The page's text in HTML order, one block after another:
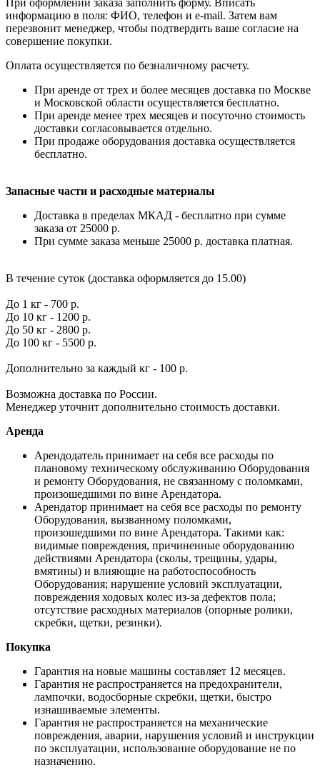
При оформлении заказа заполнить форму. Вписать
информацию в поля: ФИО, телефон и e-mail. Затем вам
перезвонит менеджер, чтобы подтвердить ваше согласие на
совершение покупки.
Оплата осуществляется по безналичному расчету.
При аренде от трех и более месяцев доставка по Москве
и Московской области осуществляется бесплатно.
При аренде менее трех месяцев и посуточно стоимость
доставки согласовывается отдельно.
При продаже оборудования доставка осуществляется
бесплатно.
Запасные части и расходные материалы
Доставка в пределах МКАД - бесплатно при сумме
заказа от 25000 р.
При сумме заказа меньше 25000 р. доставка платная.
В течение суток (доставка оформляется до 15.00)
До 1 кг - 700 р.
До 10 кг - 1200 р.
До 50 кг - 2800 р.
До 100 кг - 5500 р.
Дополнительно за каждый кг - 100 р.
Возможна доставка по России.
Менеджер уточнит дополнительно стоимость доставки.
Аренда
Арендодатель принимает на себя все расходы по
плановому техническому обслуживанию Оборудования
и ремонту Оборудования, не связанному с поломками,
произошедшими по вине Арендатора.
Арендатор принимает на себя все расходы по ремонту
Оборудования, вызванному поломками,
произошедшими по вине Арендатора. Такими как:
видимые повреждения, причиненные оборудованию
действиями Арендатора (сколы, трещины, удары,
вмятины) и влияющие на работоспособность
Оборудования; нарушение условий эксплуатации,
повреждения ходовых колес из-за дефектов пола;
отсутствие расходных материалов (опорные ролики,
скребки, щетки, резинки).
Покупка
Гарантия на новые машины составляет 12 месяцев.
Гарантия не распространяется на предохранители,
лампочки, водосборные скребки, щетки, быстро
изнашиваемые элементы.
Гарантия не распространяется на механические
повреждения, аварии, нарушения условий и инструкции
по эксплуатации, использование оборудование не по
назначению.